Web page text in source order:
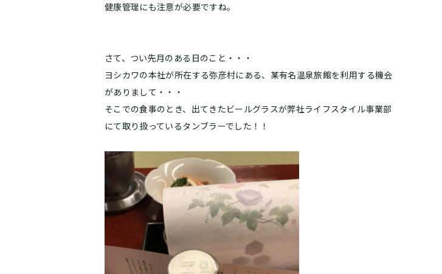
健康管理にも注意が必要ですね。
さて、つい先月のある日のこと・・・
ヨシカワの本社が所在する弥彦村にある、某有名温泉旅館を利用する機会
がありまして・・・
そこでの食事のとき、出てきたビールグラスが弊社ライフスタイル事業部
にて取り扱っているタンブラーでした！！